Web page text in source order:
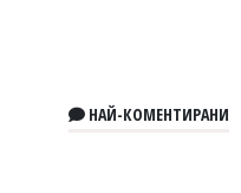
НАЙ-КОМЕНТИРАНИ